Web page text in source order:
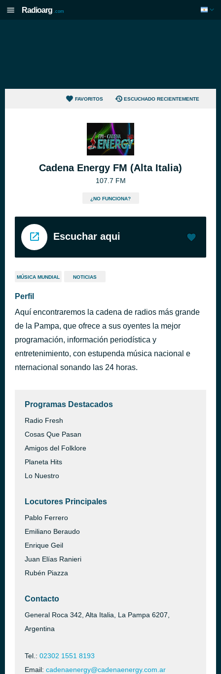
Radioarg .com
FAVORITOS ESCUCHADO RECIENTEMENTE
Cadena Energy FM (Alta Italia)
107.7 FM
¿NO FUNCIONA?
Escuchar aqui
MÚSICA MUNDIAL NOTICIAS
Perfil
Aquí encontraremos la cadena de radios más grande
de la Pampa, que ofrece a sus oyentes la mejor
programación, información periodística y
entretenimiento, con estupenda música nacional e
nternacional sonando las 24 horas.
Programas Destacados
Radio Fresh
Cosas Que Pasan
Amigos del Folklore
Planeta Hits
Lo Nuestro
Locutores Principales
Pablo Ferrero
Emiliano Beraudo
Enrique Geil
Juan Elías Ranieri
Rubén Piazza
Contacto
General Roca 342, Alta Italia, La Pampa 6207,
Argentina
Tel.: 02302 1551 8193
Email: cadenaenergy@cadenaenergy.com.ar